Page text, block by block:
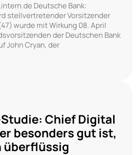
Deutsche Bank:
stellvertretender Vorsitzender
wurde mit Wirkung 08. April
der Deutschen Bank
John Cryan, der
Chief Digital
besonders gut ist,
überflüssig